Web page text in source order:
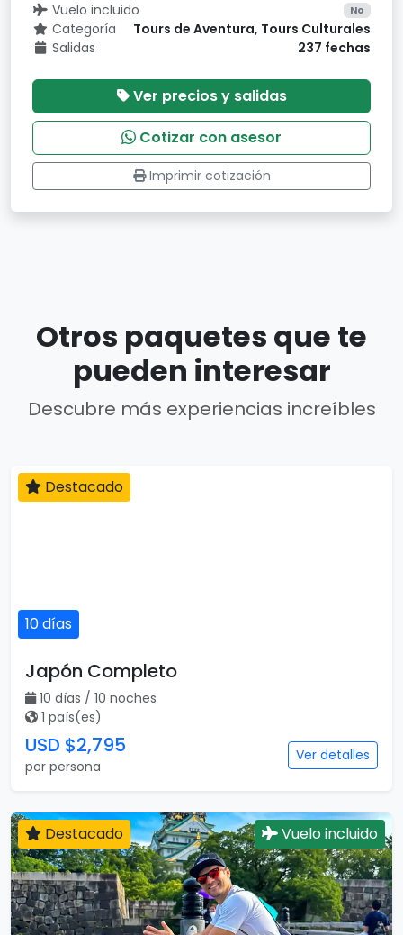
Vuelo incluido No
Categoría
Tours de Aventura, Tours Culturales
Salidas
237 fechas
Ver precios y salidas
Cotizar con asesor
Imprimir cotización
Otros paquetes que te
pueden interesar
Descubre más experiencias increíbles
10 días
Destacado
Japón Completo
10 días / 10 noches
1 país(es)
USD $2,795
por persona
Ver detalles
Destacado Vuelo incluido